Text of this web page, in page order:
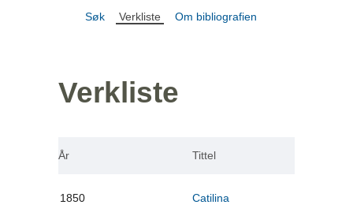
Søk Verkliste Om bibliografien
Verkliste
År Tittel
1850 Catilina